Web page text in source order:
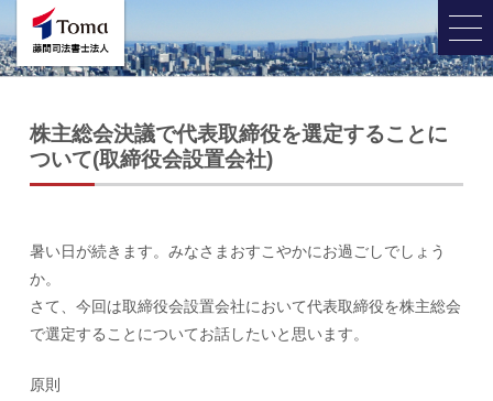
株主総会決議で代表取締役を選定することに
ついて(取締役会設置会社)
暑い日が続きます。みなさまおすこやかにお過ごしでしょう
か。
さて、今回は取締役会設置会社において代表取締役を株主総会
で選定することについてお話したいと思います。
原則